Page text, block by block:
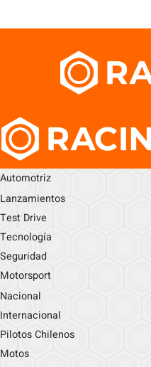
Automotriz
Lanzamientos
Test Drive
Tecnología
Seguridad
Motorsport
Nacional
Internacional
Pilotos Chilenos
Motos